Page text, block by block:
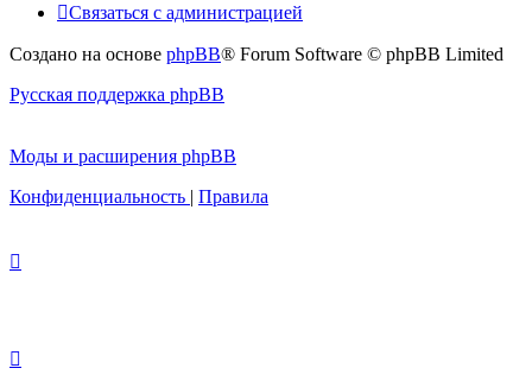
Связаться с администрацией
Создано на основе phpBB® Forum Software © phpBB Limited
Русская поддержка phpBB
Моды и расширения phpBB
Конфиденциальность | Правила